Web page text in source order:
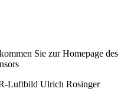
Sie zur Homepage des
Luftbild Ulrich Rosinger